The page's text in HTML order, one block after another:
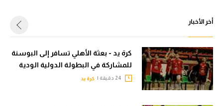
أخر الأخبار
كرة يد - بعثة الأهلي تسافر إلى البوسنة
للمشاركة في البطولة الدولية الودية
كرة يد